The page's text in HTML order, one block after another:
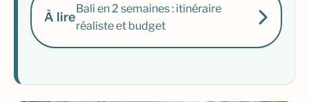
À lire
Bali en 2 semaines : itinéraire
réaliste et budget